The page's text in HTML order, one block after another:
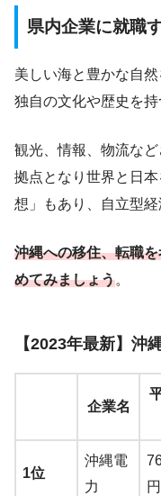
県内企業に就職
美しい海と豊かな自
独自の文化や歴史を持
観光、情報、物流な
拠点となり世界と日
想」もあり、自立型経
沖縄への移住、転職
めてみましょう。
【2023年最新】沖
企業名
1位
沖縄電
力
円